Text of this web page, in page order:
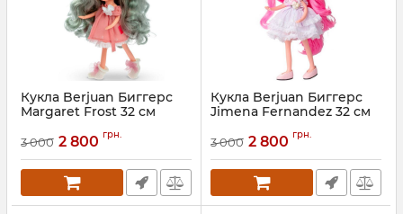
Кукла Berjuan Биггерс
Margaret Frost 32 см
3 000 2 800 грн.
Кукла Berjuan Биггерс
Jimena Fernandez 32 см
3 000 2 800 грн.